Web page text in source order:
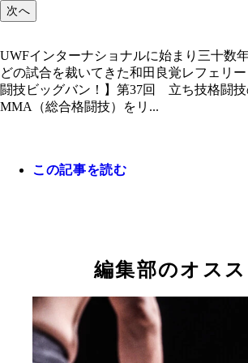
次へ
UWFインターナショナルに始まり三十数
どの試合を裁いてきた和田良覚レフェリ
闘技ビッグバン！】第37回 立ち技格闘
MMA（総合格闘技）をリ...
この記事を読む
編集部のオスス